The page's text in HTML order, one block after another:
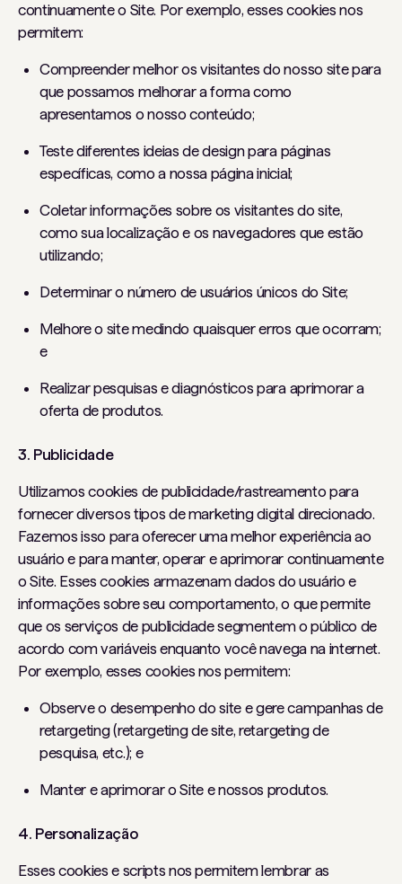
continuamente o Site. Por exemplo, esses cookies nos
permitem:
Compreender melhor os visitantes do nosso site para
que possamos melhorar a forma como
apresentamos o nosso conteúdo;
Teste diferentes ideias de design para páginas
específicas, como a nossa página inicial;
Coletar informações sobre os visitantes do site,
como sua localização e os navegadores que estão
utilizando;
Determinar o número de usuários únicos do Site;
Melhore o site medindo quaisquer erros que ocorram;
e
Realizar pesquisas e diagnósticos para aprimorar a
oferta de produtos.
3. Publicidade
Utilizamos cookies de publicidade/rastreamento para
fornecer diversos tipos de marketing digital direcionado.
Fazemos isso para oferecer uma melhor experiência ao
usuário e para manter, operar e aprimorar continuamente
o Site. Esses cookies armazenam dados do usuário e
informações sobre seu comportamento, o que permite
que os serviços de publicidade segmentem o público de
acordo com variáveis ​​enquanto você navega na internet.
Por exemplo, esses cookies nos permitem:
Observe o desempenho do site e gere campanhas de
retargeting (retargeting de site, retargeting de
pesquisa, etc.); e
Manter e aprimorar o Site e nossos produtos.
4. Personalização
Esses cookies e scripts nos permitem lembrar as